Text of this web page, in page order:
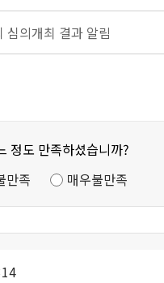
의개최 결과 알림
정도 만족하셨습니까?
만족 매우불만족